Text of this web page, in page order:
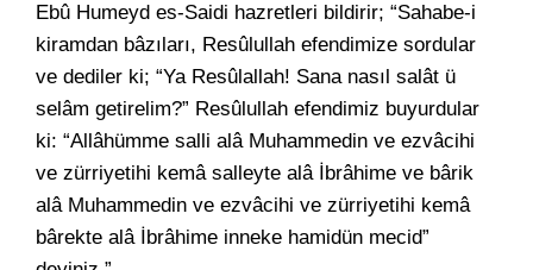
Ebû Humeyd es-Saidi hazretleri bildirir; “Sahabe-i
kiramdan bâzıları, Resûlullah efendimize sordular
ve dediler ki; “Ya Resûlallah! Sana nasıl salât ü
selâm getirelim?” Resûlullah efendimiz buyurdular
ki: “Allâhümme salli alâ Muhammedin ve ezvâcihi
ve zürriyetihi kemâ salleyte alâ İbrâhime ve bârik
alâ Muhammedin ve ezvâcihi ve zürriyetihi kemâ
bârekte alâ İbrâhime inneke hamidün mecid”